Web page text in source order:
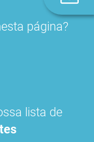
página?
lista de